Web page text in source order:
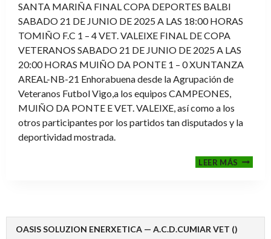
SANTA MARIÑA FINAL COPA DEPORTES BALBI
SABADO 21 DE JUNIO DE 2025 A LAS 18:00 HORAS
TOMIÑO F.C 1 – 4 VET. VALEIXE FINAL DE COPA
VETERANOS SABADO 21 DE JUNIO DE 2025 A LAS
20:00 HORAS MUIÑO DA PONTE 1 – 0 XUNTANZA
AREAL-NB-21 Enhorabuena desde la Agrupación de
Veteranos Futbol Vigo,a los equipos CAMPEONES,
MUIÑO DA PONTE E VET. VALEIXE, así como a los
otros participantes por los partidos tan disputados y la
deportividad mostrada.
LEER MÁS
2024-
OASIS SOLUZION ENERXETICA — A.C.D.CUMIAR VET ()